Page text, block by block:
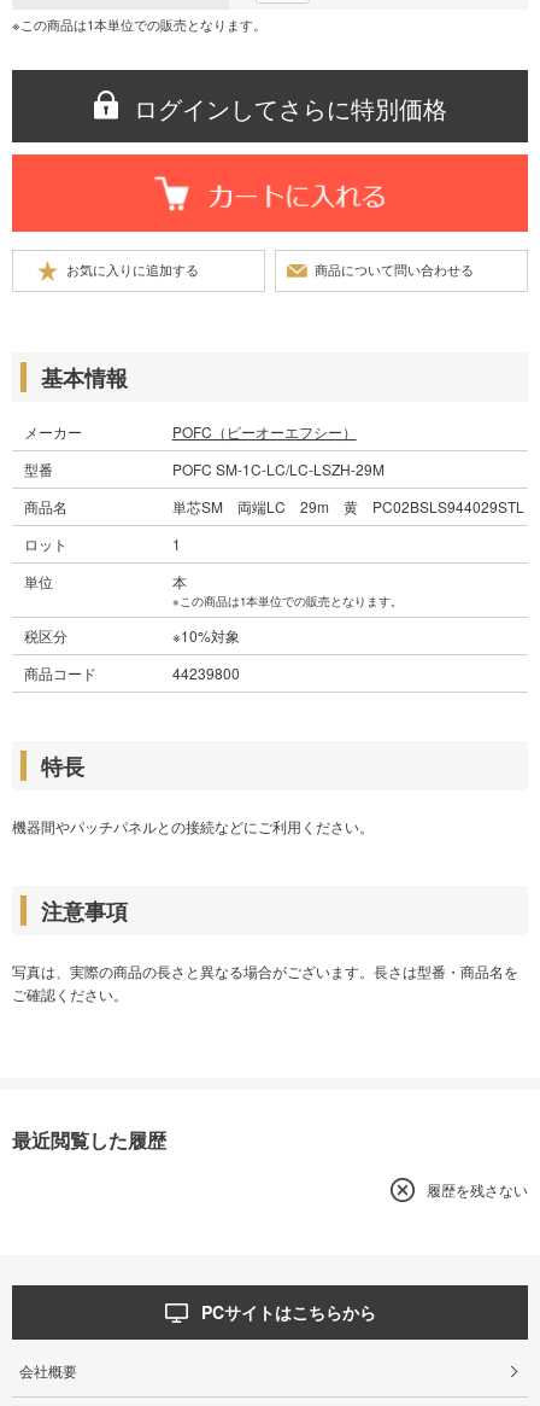
※この商品は1本単位での販売となります。
ログインしてさらに特別価格
基本情報
メーカー
POFC（ピーオーエフシー）
型番
POFC SM-1C-LC/LC-LSZH-29M
商品名
単芯SM 両端LC 29m 黄 PC02BSLS944029STL
ロット
1
単位
本
※この商品は1本単位での販売となります。
税区分
※10%対象
商品コード
44239800
特長
機器間やパッチパネルとの接続などにご利用ください。
注意事項
写真は、実際の商品の長さと異なる場合がございます。長さは型番・商品名を
ご確認ください。
最近閲覧した履歴
履歴を残さない
PCサイトはこちらから
会社概要